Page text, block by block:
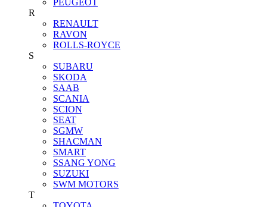
R
RENAULT
RAVON
ROLLS-ROYCE
S
SUBARU
SKODA
SAAB
SCANIA
SCION
SEAT
SGMW
SHACMAN
SMART
SSANG YONG
SUZUKI
SWM MOTORS
T